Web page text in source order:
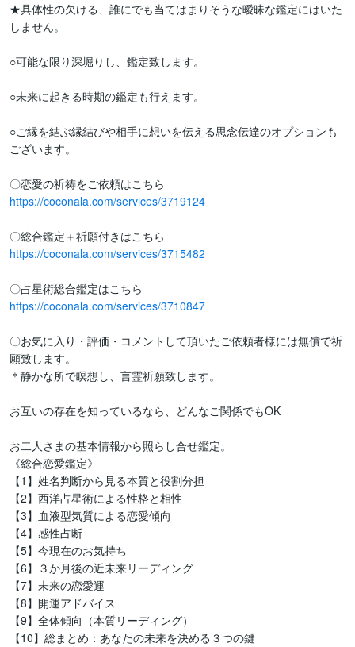
★具体性の欠ける、誰にでも当てはまりそうな曖昧な鑑定にはいた
しません。
○可能な限り深堀りし、鑑定致します。
○未来に起きる時期の鑑定も行えます。
○ご縁を結ぶ縁結びや相手に想いを伝える思念伝達のオプションも
ございます。
https://coconala.com/services/3719124
https://coconala.com/services/3715482
https://coconala.com/services/3710847
〇お気に入り・評価・コメントして頂いたご依頼者様には無償で祈
願致します。
＊静かな所で瞑想し、言霊祈願致します。
お互いの存在を知っているなら、どんなご関係でもOK
お二人さまの基本情報から照らし合せ鑑定。
《総合恋愛鑑定》
【1】姓名判断から見る本質と役割分担
【2】西洋占星術による性格と相性
【3】血液型気質による恋愛傾向
【4】感性占断
【5】今現在のお気持ち
【6】３か月後の近未来リーディング
【7】未来の恋愛運
【8】開運アドバイス
【9】全体傾向（本質リーディング）
【10】総まとめ：あなたの未来を決める３つの鍵